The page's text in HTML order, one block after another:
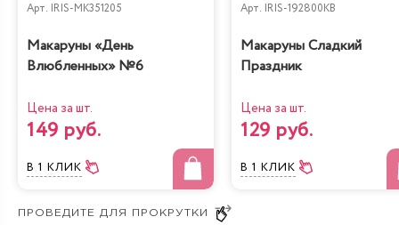
Арт. IRIS-MK351205
Макаруны «День
Влюбленных» №6
Цена за шт.
149 руб.
В 1 КЛИК
Арт. IRIS-192800KB
Макаруны Сладкий
Праздник
Цена за шт.
129 руб.
В 1 КЛИК